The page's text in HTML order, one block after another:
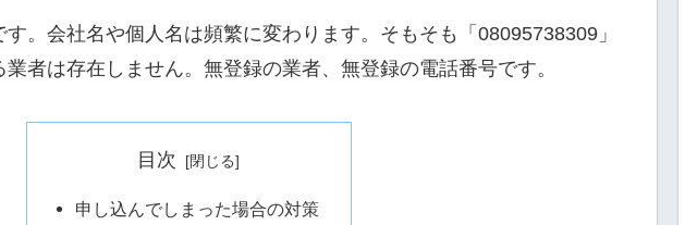
。会社名や個人名は頻繁に変わります。そもそも「08095738309」
者は存在しません。無登録の業者、無登録の電話番号です。
目次
申し込んでしまった場合の対策